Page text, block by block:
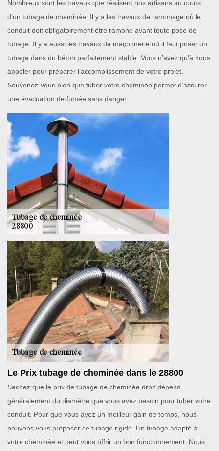
Nombreux sont les travaux que réalisent nos artisans au cours
d’un tubage de cheminée. Il y a les travaux de ramonage où le
conduit doit obligatoirement être ramoné avant toute pose de
tubage. Il y a aussi les travaux de maçonnerie où il faut poser un
tubage dans du béton parfaitement stable. Vous n’avez qu’à nous
appeler pour préparer l’accomplissement de votre projet.
Souvenez-vous bien que tuber votre cheminée permet d’assurer
une évacuation de fumée sans danger.
Le Prix tubage de cheminée dans le 28800
Sachez que le prix de tubage de cheminée droit dépend
généralement du diamètre que vous avez besoin pour tuber votre
conduit. Pour que vous ayez un meilleur gain de temps, nous
pouvons vous proposer ce tubage rigide. Un tubage adapté à
votre cheminée et peut vous offrir un bon fonctionnement. Nous